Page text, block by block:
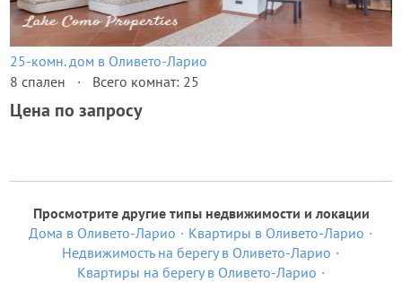
25-комн. дом в Оливето-Ларио
8 спален
Всего комнат: 25
Цена по запросу
Просмотрите другие типы недвижимости и локации
Дома в Оливето-Ларио
Квартиры в Оливето-Ларио
Недвижимость на берегу в Оливето-Ларио
Квартиры на берегу в Оливето-Ларио